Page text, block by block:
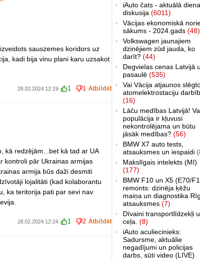
sauszemes koridors uz
kadi bija vinu plani karu uzsakot
28.02.2024 12:19 1 1 Atbildēt
kā redzējām...bet kā tad ar UA
kontroli pār Ukrainas armijas
armija būs daži desmiti
lojalitāti (kad kolaborantu
ka teritorija pati par sevi nav
28.02.2024 12:24 1 2 Atbildēt
iAuto čats - aktuālā
diskusija (6011)
Vācijas ekonomiskā
sākums - 2024.gads (48)
Volkswagen jaunajiem
dzinējiem zūd jauda, ko
darīt? (44)
Degvielas cenas Latvijā
pasaulē (535)
Vai Vācija atjaunos
atomelektrostaciju
(16)
Lāču medības Latvijā!
populācija ir kļuvusi
nekontrolējama un būtu
jāsāk medības? (56)
BMW X7 auto tests,
atsauksmes un iespaidi
Makslīgais intelekts (MI)
(177)
BMW F10 un X5 (E70/
remonts: dzinēja ķēžu
maiņa un diagnostika
atsauksmes (7)
Dīvaini transportlīdzekļi
ceļa. (8)
iAuto aculiecinieks:
Sadursme, aktuālie
negadījumi un policijas
darbs, sūti video (LIVE)